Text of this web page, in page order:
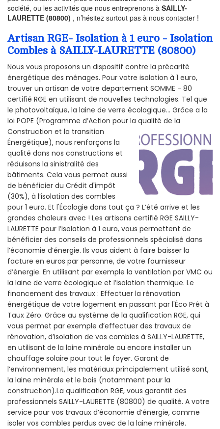
société, ou les activités que nous entreprenons à SAILLY-
LAURETTE (80800) , n’hésitez surtout pas à nous contacter !
Artisan RGE- Isolation à 1 euro - Isolation
Combles à SAILLY-LAURETTE (80800)
Nous vous proposons un dispositif contre la précarité
énergétique des ménages. Pour votre isolation à 1 euro,
trouver un artisan de votre departement SOMME - 80
certifié RGE en utilisant de nouvelles technologies. Tel que
le photovoltaïque, la laine de verre écologique... Grâce a la
loi POPE (Programme d’Action pour la qualité de la
Construction et la transition
Énergétique), nous renforçons la
qualité dans nos constructions et
réduisons la sinistralité des
bâtiments. Cela vous permet aussi
de bénéficier du Crédit d'impôt
(30%), à l’isolation des combles
pour 1 euro. Et l'Écologie dans tout ça ? L’été arrive et les
grandes chaleurs avec ! Les artisans certifié RGE SAILLY-
LAURETTE pour l’isolation à 1 euro, vous permettent de
bénéficier des conseils de professionnels spécialisé dans
l’économie d’énergie. Ils vous aident à faire baisser la
facture en euros par personne, de votre fournisseur
d’énergie. En utilisant par exemple la ventilation par VMC ou
la laine de verre écologique et l’isolation thermique. Le
financement des travaux : Effectuer la rénovation
énergétique de votre logement en passant par l'Éco Prêt à
Taux Zéro. Grâce au système de la qualification RGE, qui
vous permet par exemple d’effectuer des travaux de
rénovation, d’isolation de vos combles à SAILLY-LAURETTE,
en utilisant de la laine minérale ou encore installer un
chauffage solaire pour tout le foyer. Garant de
l’environnement, les matériaux principalement utilisé sont,
la laine minérale et le bois (notamment pour la
construction).La qualification RGE, vous garantit des
professionnels SAILLY-LAURETTE (80800) de qualité. A votre
service pour vos travaux d’économie d’énergie, comme
isoler vos combles perdus avec de la laine minérale.